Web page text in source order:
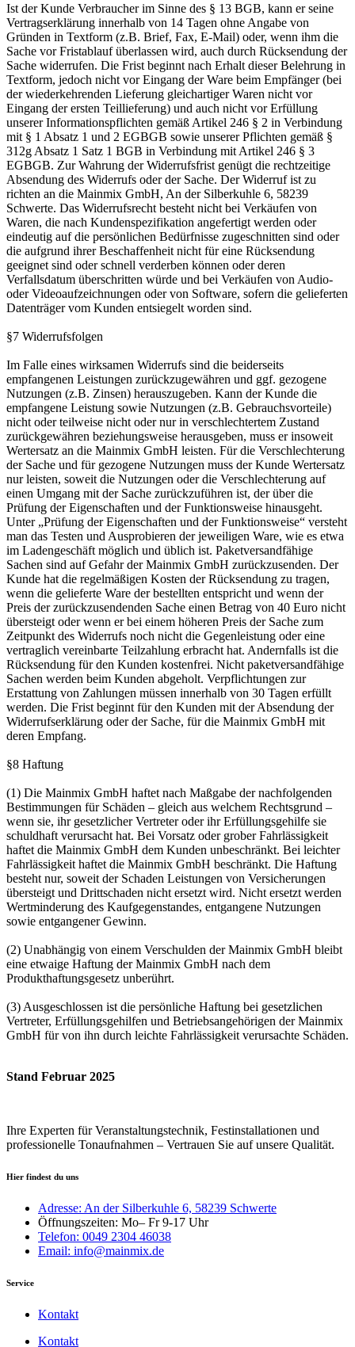
Ist der Kunde Verbraucher im Sinne des § 13 BGB, kann er seine
Vertragserklärung innerhalb von 14 Tagen ohne Angabe von
Gründen in Textform (z.B. Brief, Fax, E-Mail) oder, wenn ihm die
Sache vor Fristablauf überlassen wird, auch durch Rücksendung der
Sache widerrufen. Die Frist beginnt nach Erhalt dieser Belehrung in
Textform, jedoch nicht vor Eingang der Ware beim Empfänger (bei
der wiederkehrenden Lieferung gleichartiger Waren nicht vor
Eingang der ersten Teillieferung) und auch nicht vor Erfüllung
unserer Informationspflichten gemäß Artikel 246 § 2 in Verbindung
mit § 1 Absatz 1 und 2 EGBGB sowie unserer Pflichten gemäß §
312g Absatz 1 Satz 1 BGB in Verbindung mit Artikel 246 § 3
EGBGB. Zur Wahrung der Widerrufsfrist genügt die rechtzeitige
Absendung des Widerrufs oder der Sache. Der Widerruf ist zu
richten an die Mainmix GmbH, An der Silberkuhle 6, 58239
Schwerte. Das Widerrufsrecht besteht nicht bei Verkäufen von
Waren, die nach Kundenspezifikation angefertigt werden oder
eindeutig auf die persönlichen Bedürfnisse zugeschnitten sind oder
die aufgrund ihrer Beschaffenheit nicht für eine Rücksendung
geeignet sind oder schnell verderben können oder deren
Verfallsdatum überschritten würde und bei Verkäufen von Audio-
oder Videoaufzeichnungen oder von Software, sofern die gelieferten
Datenträger vom Kunden entsiegelt worden sind.
§7 Widerrufsfolgen
Im Falle eines wirksamen Widerrufs sind die beiderseits
empfangenen Leistungen zurückzugewähren und ggf. gezogene
Nutzungen (z.B. Zinsen) herauszugeben. Kann der Kunde die
empfangene Leistung sowie Nutzungen (z.B. Gebrauchsvorteile)
nicht oder teilweise nicht oder nur in verschlechtertem Zustand
zurückgewähren beziehungsweise herausgeben, muss er insoweit
Wertersatz an die Mainmix GmbH leisten. Für die Verschlechterung
der Sache und für gezogene Nutzungen muss der Kunde Wertersatz
nur leisten, soweit die Nutzungen oder die Verschlechterung auf
einen Umgang mit der Sache zurückzuführen ist, der über die
Prüfung der Eigenschaften und der Funktionsweise hinausgeht.
Unter „Prüfung der Eigenschaften und der Funktionsweise“ versteht
man das Testen und Ausprobieren der jeweiligen Ware, wie es etwa
im Ladengeschäft möglich und üblich ist. Paketversandfähige
Sachen sind auf Gefahr der Mainmix GmbH zurückzusenden. Der
Kunde hat die regelmäßigen Kosten der Rücksendung zu tragen,
wenn die gelieferte Ware der bestellten entspricht und wenn der
Preis der zurückzusendenden Sache einen Betrag von 40 Euro nicht
übersteigt oder wenn er bei einem höheren Preis der Sache zum
Zeitpunkt des Widerrufs noch nicht die Gegenleistung oder eine
vertraglich vereinbarte Teilzahlung erbracht hat. Andernfalls ist die
Rücksendung für den Kunden kostenfrei. Nicht paketversandfähige
Sachen werden beim Kunden abgeholt. Verpflichtungen zur
Erstattung von Zahlungen müssen innerhalb von 30 Tagen erfüllt
werden. Die Frist beginnt für den Kunden mit der Absendung der
Widerrufserklärung oder der Sache, für die Mainmix GmbH mit
deren Empfang.
§8 Haftung
(1) Die Mainmix GmbH haftet nach Maßgabe der nachfolgenden
Bestimmungen für Schäden – gleich aus welchem Rechtsgrund –
wenn sie, ihr gesetzlicher Vertreter oder ihr Erfüllungsgehilfe sie
schuldhaft verursacht hat. Bei Vorsatz oder grober Fahrlässigkeit
haftet die Mainmix GmbH dem Kunden unbeschränkt. Bei leichter
Fahrlässigkeit haftet die Mainmix GmbH beschränkt. Die Haftung
besteht nur, soweit der Schaden Leistungen von Versicherungen
übersteigt und Drittschaden nicht ersetzt wird. Nicht ersetzt werden
Wertminderung des Kaufgegenstandes, entgangene Nutzungen
sowie entgangener Gewinn.
(2) Unabhängig von einem Verschulden der Mainmix GmbH bleibt
eine etwaige Haftung der Mainmix GmbH nach dem
Produkthaftungsgesetz unberührt.
(3) Ausgeschlossen ist die persönliche Haftung bei gesetzlichen
Vertreter, Erfüllungsgehilfen und Betriebsangehörigen der Mainmix
GmbH für von ihn durch leichte Fahrlässigkeit verursachte Schäden.
Stand Februar 2025
Ihre Experten für Veranstaltungstechnik, Festinstallationen und
professionelle Tonaufnahmen – Vertrauen Sie auf unsere Qualität.
Hier findest du uns
Adresse: An der Silberkuhle 6, 58239 Schwerte
Öffnungszeiten: Mo– Fr 9-17 Uhr
Telefon: 0049 2304 46038
Email: info@mainmix.de
Service
Kontakt
Kontakt